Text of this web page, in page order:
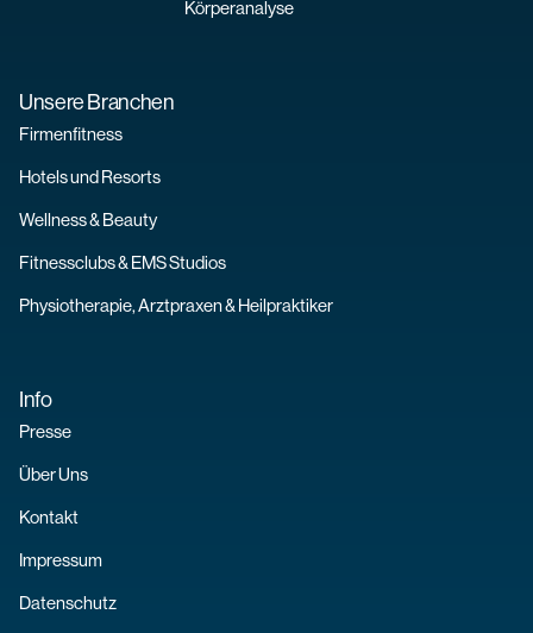
Körperanalyse
Unsere Branchen
Firmenfitness
Hotels und Resorts
Wellness & Beauty
Fitnessclubs & EMS Studios
Physiotherapie, Arztpraxen & Heilpraktiker
Info
Presse
Über Uns
Kontakt
Impressum
Datenschutz